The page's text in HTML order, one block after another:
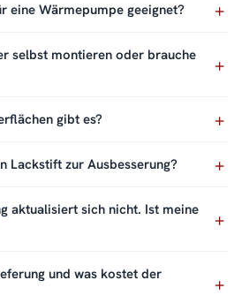
eine Wärmepumpe geeignet?
selbst montieren oder brauche
gibt es?
Lackstift zur Ausbesserung?
aktualisiert sich nicht. Ist meine
und was kostet der